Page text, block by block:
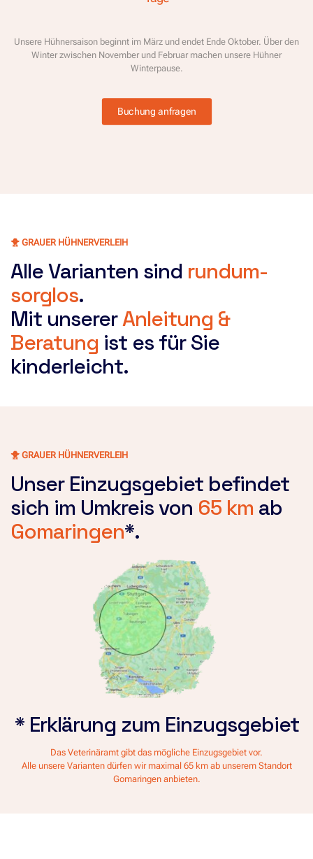
Unsere Hühnersaison beginnt im März und endet Ende Oktober. Über den
Winter zwischen November und Februar machen unsere Hühner
Winterpause.
Buchung anfragen
🐥 GRAUER HÜHNERVERLEIH
Alle Varianten sind rundum-
sorglos.
Mit unsererAnleitung &
Beratung ist es für Sie
kinderleicht.
🐥 GRAUER HÜHNERVERLEIH
Unser Einzugsgebiet befindet
sich im Umkreis von 65 km ab
Gomaringen*.
* Erklärung zum Einzugsgebiet
Das Veterinäramt gibt das mögliche Einzugsgebiet vor.
Alle unsere Varianten dürfen wir maximal 65 km ab unserem Standort
Gomaringen anbieten.